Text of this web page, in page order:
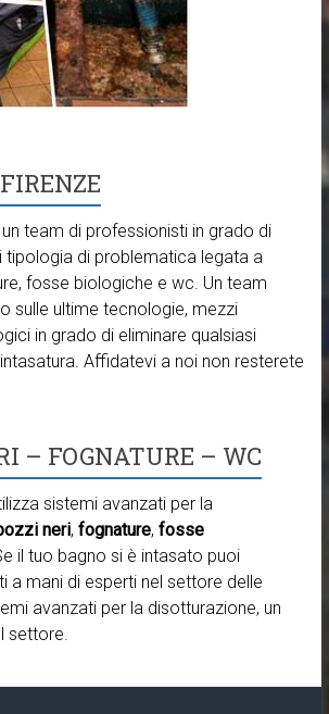
team di professionisti in grado di
tipologia di problematica legata a
fosse biologiche e wc. Un team
sulle ultime tecnologie, mezzi
in grado di eliminare qualsiasi
Affidatevi a noi non resterete
– FOGNATURE – WC
sistemi avanzati per la
neri, fognature, fosse
il tuo bagno si è intasato puoi
a mani di esperti nel settore delle
avanzati per la disotturazione, un
settore.